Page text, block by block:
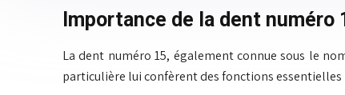
Importance de la dent numéro
La dent numéro 15, également connue sous le
particulière lui confèrent des fonctions